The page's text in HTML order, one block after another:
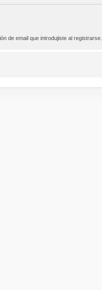
de email que introdujiste al registrarse.